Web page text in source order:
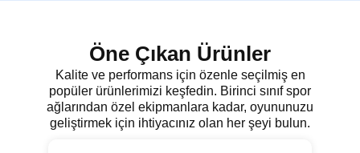
Öne Çıkan Ürünler
Kalite ve performans için özenle seçilmiş en
popüler ürünlerimizi keşfedin. Birinci sınıf spor
ağlarından özel ekipmanlara kadar, oyununuzu
geliştirmek için ihtiyacınız olan her şeyi bulun.